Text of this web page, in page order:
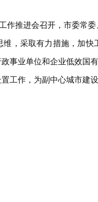
作推进会召开，市委常
，采取有力措施，加
事业单位和企业低效国
工作，为副中心城市建设